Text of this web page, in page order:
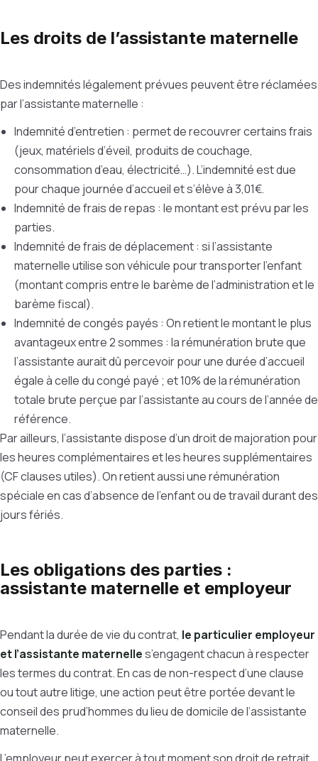
Les droits de l’assistante maternelle
Des indemnités légalement prévues peuvent être réclamées
par l’assistante maternelle :
Indemnité d’entretien : permet de recouvrer certains frais
(jeux, matériels d’éveil, produits de couchage,
consommation d’eau, électricité…). L’indemnité est due
pour chaque journée d’accueil et s’élève à 3,01€.
Indemnité de frais de repas : le montant est prévu par les
parties.
Indemnité de frais de déplacement : si l’assistante
maternelle utilise son véhicule pour transporter l’enfant
(montant compris entre le barème de l’administration et le
barème fiscal).
Indemnité de congés payés : On retient le montant le plus
avantageux entre 2 sommes : la rémunération brute que
l’assistante aurait dû percevoir pour une durée d’accueil
égale à celle du congé payé ; et 10% de la rémunération
totale brute perçue par l’assistante au cours de l’année de
référence.
Par ailleurs, l’assistante dispose d’un droit de majoration pour
les heures complémentaires et les heures supplémentaires
(CF clauses utiles). On retient aussi une rémunération
spéciale en cas d’absence de l’enfant ou de travail durant des
jours fériés.
Les obligations des parties :
assistante maternelle et employeur
Pendant la durée de vie du contrat, le particulier employeur
et l’assistante maternelles’engagent chacun à respecter
les termes du contrat. En cas de non-respect d’une clause
ou tout autre litige, une action peut être portée devant le
conseil des prud’hommes du lieu de domicile de l’assistante
maternelle.